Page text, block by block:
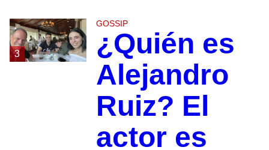
3
GOSSIP
¿Quién es
Alejandro
Ruiz? El
actor es